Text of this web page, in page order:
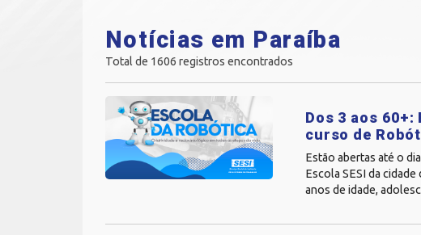
Notícias em Paraíba
Total de 1606 registros encontrados
Dos 3 aos
curso de
Estão abertas até o
Escola SESI da
anos de idade,